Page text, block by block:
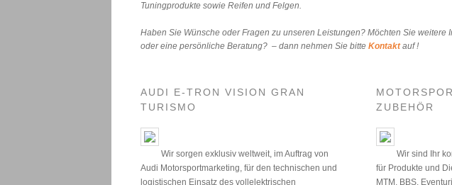
Tuningprodukte sowie Reifen und Felgen.
Haben Sie Wünsche oder Fragen zu unseren Leistungen? Möchten Sie weitere
oder eine persönliche Beratung? – dann nehmen Sie bitteKontakt auf !
AUDI E-TRON VISION GRAN
TURISMO
Wir sorgen exklusiv weltweit, im Auftrag von
Audi Motorsportmarketing, für den technischen und
logistischen Einsatz des vollelektrischen
ZUBEHÖR
Wir sind Ihr
für Produkte und
MTM, BBS,